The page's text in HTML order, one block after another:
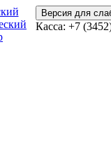
Версия для
Касса: +7